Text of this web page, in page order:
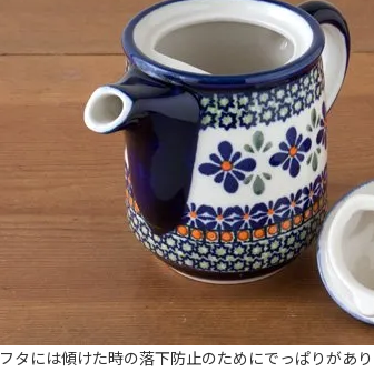
フタには傾けた時の落下防止のためにでっぱりがあり